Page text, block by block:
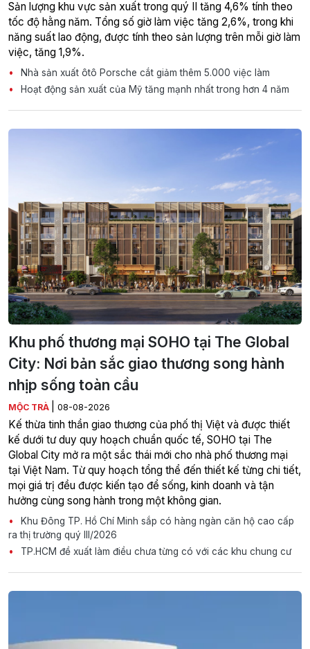
Sản lượng khu vực sản xuất trong quý II tăng 4,6% tính theo
tốc độ hằng năm. Tổng số giờ làm việc tăng 2,6%, trong khi
năng suất lao động, được tính theo sản lượng trên mỗi giờ làm
việc, tăng 1,9%.
Nhà sản xuất ôtô Porsche cắt giảm thêm 5.000 việc làm
Hoạt động sản xuất của Mỹ tăng mạnh nhất trong hơn 4 năm
Khu phố thương mại SOHO tại The Global
City: Nơi bản sắc giao thương song hành
nhịp sống toàn cầu
MỘC TRÀ 08-08-2026
Kế thừa tinh thần giao thương của phố thị Việt và được thiết
kế dưới tư duy quy hoạch chuẩn quốc tế, SOHO tại The
Global City mở ra một sắc thái mới cho nhà phố thương mại
tại Việt Nam. Từ quy hoạch tổng thể đến thiết kế từng chi tiết,
mọi giá trị đều được kiến tạo để sống, kinh doanh và tận
hưởng cùng song hành trong một không gian.
Khu Đông TP. Hồ Chí Minh sắp có hàng ngàn căn hộ cao cấp
ra thị trường quý III/2026
TP.HCM đề xuất làm điều chưa từng có với các khu chung cư